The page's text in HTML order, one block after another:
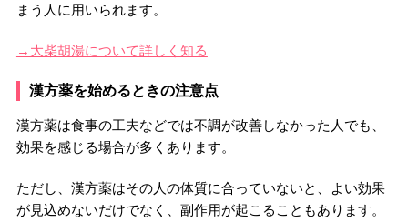
まう人に用いられます。
→大柴胡湯について詳しく知る
漢方薬を始めるときの注意点
漢方薬は食事の工夫などでは不調が改善しなかった人でも、
効果を感じる場合が多くあります。
ただし、漢方薬はその人の体質に合っていないと、よい効果
が見込めないだけでなく、副作用が起こることもあります。